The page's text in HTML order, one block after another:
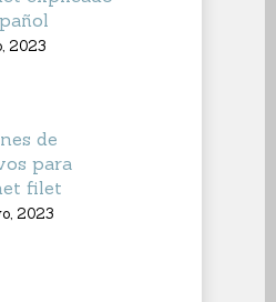
2023
de
para
filet
2023